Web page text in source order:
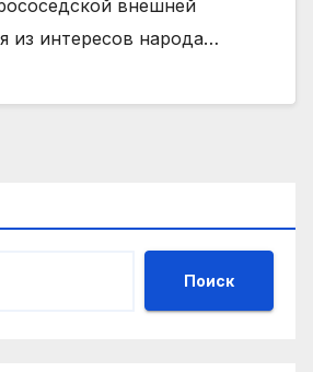
внешней
из интересов народа…
Поиск